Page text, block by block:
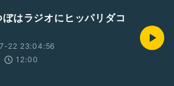
はラジオにヒッパリダコ
22 23:04:56
12:00